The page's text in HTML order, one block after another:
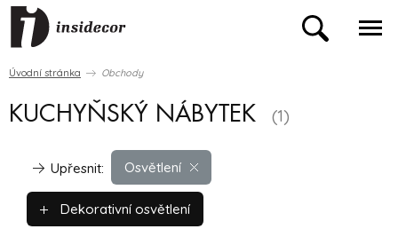
Úvodní stránka Obchody
KUCHYŇSKÝ NÁBYTEK (1)
Osvětlení
Upřesnit:
Dekorativní osvětlení